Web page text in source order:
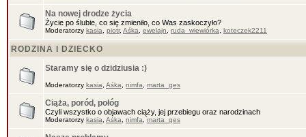
Na nowej drodze życia
Życie po ślubie, co się zmieniło, co Was zaskoczyło?
Moderatorzy kasia piotr, Aśka ewelajn ruda_wiewiórka koteczek2211
RODZINA I DZIECKO
Staramy się o dzidziusia :)
Moderatorzy kasia Aśka nimfa marta_ges
Ciąża, poród, połóg
Czyli wszystko o objawach ciąży, jej przebiegu oraz narodzinach
Moderatorzy kasia Aśka nimfa marta_ges